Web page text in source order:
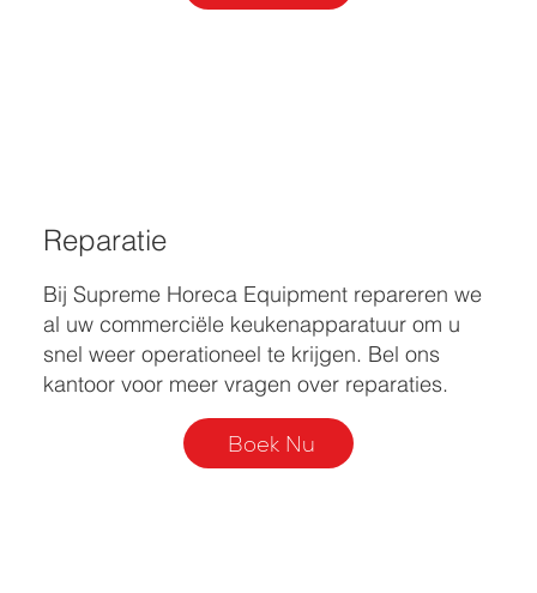
Reparatie
Bij Supreme Horeca Equipment repareren we
al uw commerciële keukenapparatuur om u
snel weer operationeel te krijgen. Bel ons
kantoor voor meer vragen over reparaties.
Boek Nu